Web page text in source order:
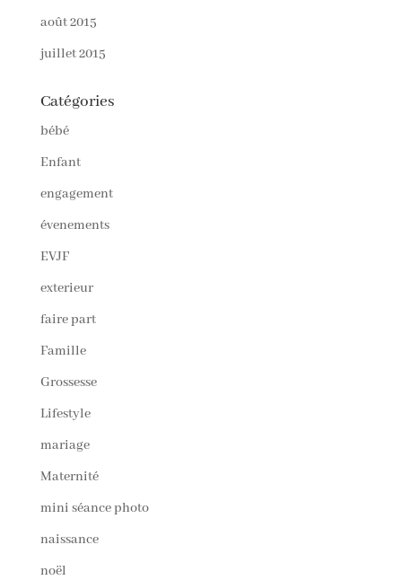
août 2015
juillet 2015
Catégories
bébé
Enfant
engagement
évenements
EVJF
exterieur
faire part
Famille
Grossesse
Lifestyle
mariage
Maternité
mini séance photo
naissance
noël